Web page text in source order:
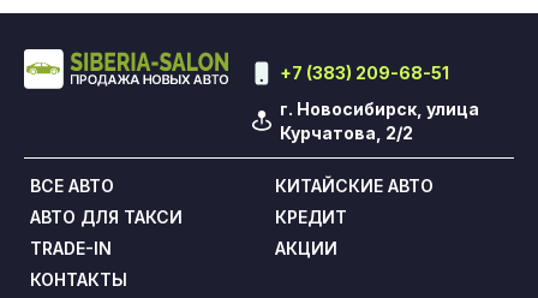
+7 (383) 209-68-51
г. Новосибирск, улица
Курчатова, 2/2
ВСЕ АВТО
КИТАЙСКИЕ АВТО
АВТО ДЛЯ ТАКСИ
КРЕДИТ
TRADE-IN
АКЦИИ
КОНТАКТЫ